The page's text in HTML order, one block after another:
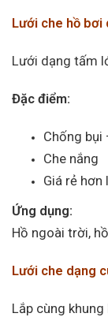
Lưới che hồ bơi
Lưới dạng tấm
Đặc điểm:
Chống bụi
Che nắng
Giá rẻ hơn
Ứng dụng:
Hồ ngoài trời,
Lưới che dạng
Lắp cùng